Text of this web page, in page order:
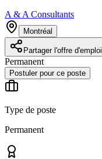
A & A Consultants
Montréal
Partager l'offre d'emploi
Permanent
Postuler pour ce poste
Type de poste
Permanent